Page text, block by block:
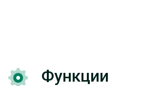
Функции